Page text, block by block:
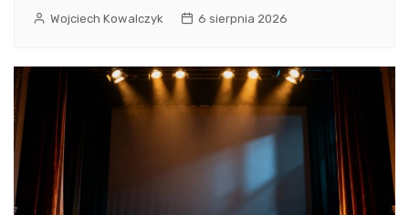
Wojciech Kowalczyk 6 sierpnia 2026